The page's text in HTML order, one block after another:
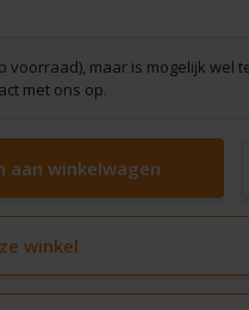
voorraad), maar is mogelijk wel
met ons op.
aan winkelwagen
winkel